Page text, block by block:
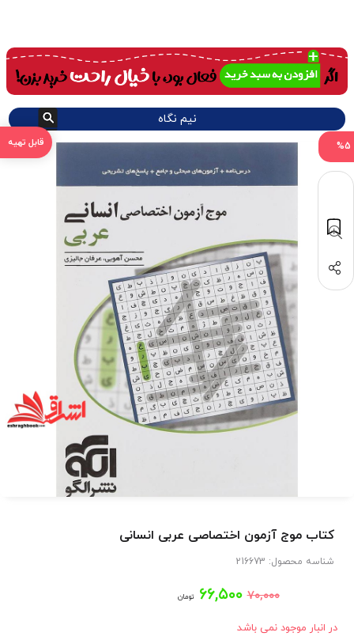
نیم نگاه
کتاب موج آزمون اختصاصی عربی انسانی
شناسه محصول: 216673
۷۰,۰۰۰ قیمت
اصلی:
۶۶,۵۰۰ تومانقیمت
در انبار موجود نمی باشد